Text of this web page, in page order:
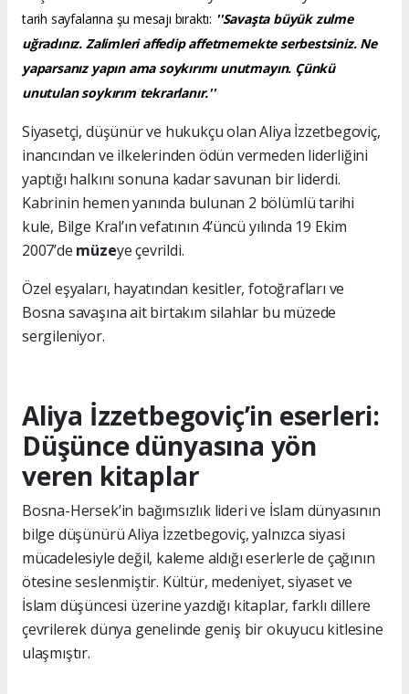
tarih sayfalarına şu mesajı bıraktı: ''Savaşta büyük zulme
uğradınız. Zalimleri affedip affetmemekte serbestsiniz. Ne
yaparsanız yapın ama soykırımı unutmayın. Çünkü
unutulan soykırım tekrarlanır.''
Siyasetçi, düşünür ve hukukçu olan Aliya İzzetbegoviç,
inancından ve ilkelerinden ödün vermeden liderliğini
yaptığı halkını sonuna kadar savunan bir liderdi.
Kabrinin hemen yanında bulunan 2 bölümlü tarihi
kule, Bilge Kral’ın vefatının 4’üncü yılında 19 Ekim
2007’de müzeye çevrildi.
Özel eşyaları, hayatından kesitler, fotoğrafları ve
Bosna savaşına ait birtakım silahlar bu müzede
sergileniyor.
Aliya İzzetbegoviç’in eserleri:
Düşünce dünyasına yön
veren kitaplar
Bosna-Hersek’in bağımsızlık lideri ve İslam dünyasının
bilge düşünürü Aliya İzzetbegoviç, yalnızca siyasi
mücadelesiyle değil, kaleme aldığı eserlerle de çağının
ötesine seslenmiştir. Kültür, medeniyet, siyaset ve
İslam düşüncesi üzerine yazdığı kitaplar, farklı dillere
çevrilerek dünya genelinde geniş bir okuyucu kitlesine
ulaşmıştır.